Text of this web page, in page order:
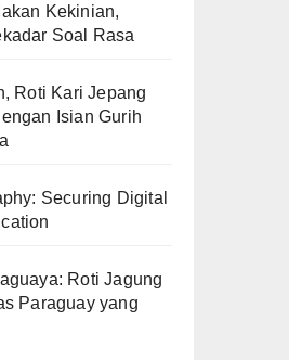
Kekinian,
Soal Rasa
Roti Kari Jepang
Isian Gurih
Securing Digital
Roti Jagung
Paraguay yang